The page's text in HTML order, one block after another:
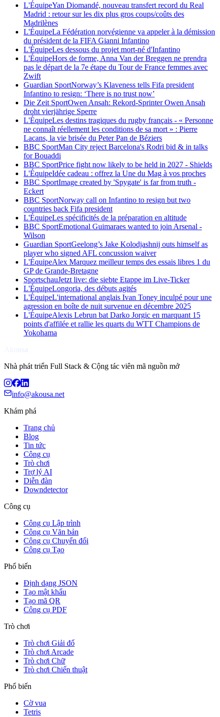
L'ÉquipeYan Diomandé, nouveau transfert record du Real
Madrid : retour sur les dix plus gros coups/coûts des
Madrilènes
L'ÉquipeLa Fédération norvégienne va appeler à la démission
du président de la FIFA Gianni Infantino
L'ÉquipeLes dessous du projet mort-né d'Infantino
L'ÉquipeHors de forme, Anna Van der Breggen ne prendra
pas le départ de la 7e étape du Tour de France femmes avec
Zwift
Guardian SportNorway’s Klaveness tells Fifa president
Infantino to resign: ‘There is no trust now’
Die Zeit SportOwen Ansah: Rekord-Sprinter Owen Ansah
droht vierjährige Sperre
L'ÉquipeLes destins tragiques du rugby français - « Personne
ne connaît réellement les conditions de sa mort » : Pierre
Lacans, la vie brisée du Peter Pan de Béziers
BBC SportMan City reject Barcelona's Rodri bid & in talks
for Bouaddi
BBC SportPrice fight now likely to be held in 2027 - Shields
L'ÉquipeIdée cadeau : offrez la Une du Mag à vos proches
BBC SportImage created by 'Spygate' is far from truth -
Eckert
BBC SportNorway call on Infantino to resign but two
countries back Fifa president
L'ÉquipeLes spécificités de la préparation en altitude
BBC SportEmotional Guimaraes wanted to join Arsenal -
Wilson
Guardian SportGeelong’s Jake Kolodjashnij outs himself as
player who signed AFL concussion waiver
L'ÉquipeAlex Marquez meilleur temps des essais libres 1 du
GP de Grande-Bretagne
SportschauJetzt live: die siebte Etappe im Live-Ticker
L'ÉquipeLongoria, des débuts agités
L'ÉquipeL'international anglais Ivan Toney inculpé pour une
agression en boîte de nuit survenue en décembre 2025
L'ÉquipeAlexis Lebrun bat Darko Jorgic en marquant 15
points d'affilée et rallie les quarts du WTT Champions de
Yokohama
Akousa
Nhà phát triển Full Stack & Cộng tác viên mã nguồn mở
info@akousa.net
Khám phá
Trang chủ
Blog
Tin tức
Công cụ
Trò chơi
Trợ lý AI
Diễn đàn
Downdetector
Công cụ
Công cụ Lập trình
Công cụ Văn bản
Công cụ Chuyển đổi
Công cụ Tạo
Phổ biến
Định dạng JSON
Tạo mật khẩu
Tạo mã QR
Công cụ PDF
Trò chơi
Trò chơi Giải đố
Trò chơi Arcade
Trò chơi Chữ
Trò chơi Chiến thuật
Phổ biến
Cờ vua
Tetris